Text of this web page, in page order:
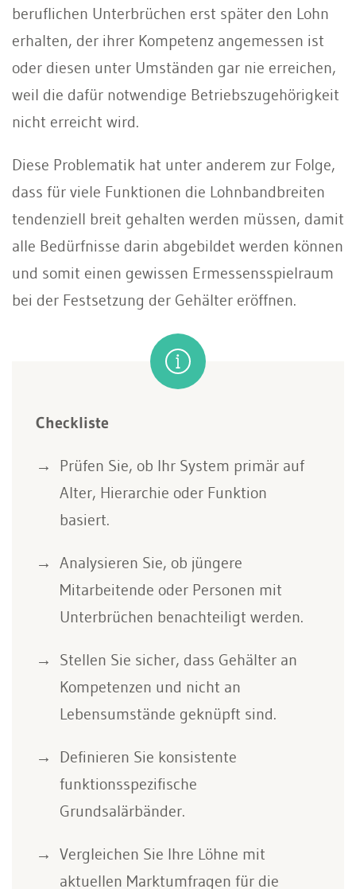
beruflichen Unterbrüchen erst später den Lohn
erhalten, der ihrer Kompetenz angemessen ist
oder diesen unter Umständen gar nie erreichen,
weil die dafür notwendige Betriebszugehörigkeit
nicht erreicht wird.
Diese Problematik hat unter anderem zur Folge,
dass für viele Funktionen die Lohnbandbreiten
tendenziell breit gehalten werden müssen, damit
alle Bedürfnisse darin abgebildet werden können
und somit einen gewissen Ermessensspielraum
bei der Festsetzung der Gehälter eröffnen.
Checkliste
Prüfen Sie, ob Ihr System primär auf
Alter, Hierarchie oder Funktion
basiert.
Analysieren Sie, ob jüngere
Mitarbeitende oder Personen mit
Unterbrüchen benachteiligt werden.
Stellen Sie sicher, dass Gehälter an
Kompetenzen und nicht an
Lebensumstände geknüpft sind.
Definieren Sie konsistente
funktionsspezifische
Grundsalärbänder.
Vergleichen Sie Ihre Löhne mit
aktuellen Marktumfragen für die